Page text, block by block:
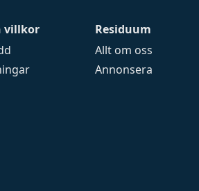
villkor
Residuum
Allt om oss
Annonsera